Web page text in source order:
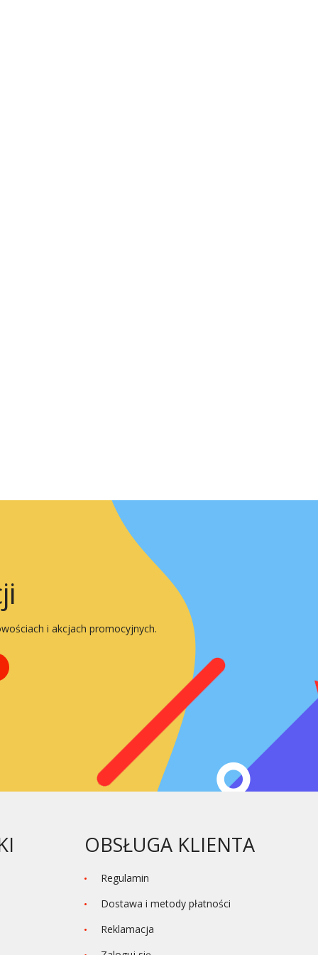
i akcjach promocyjnych.
OBSŁUGA KLIENTA
Regulamin
Dostawa i metody płatności
Reklamacja